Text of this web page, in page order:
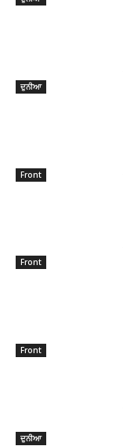
ਦੁਨੀਆ
Front
Front
Front
ਦੁਨੀਆ